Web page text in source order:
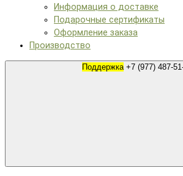
Информация о доставке
Подарочные сертификаты
Оформление заказа
Производство
Поддержка